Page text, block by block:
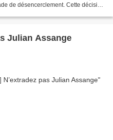
de désencerclement. Cette décision
Julian Assange